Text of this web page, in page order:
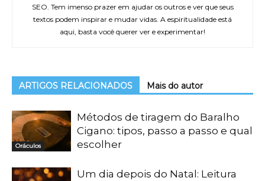
SEO. Tem imenso prazer em ajudar os outros e ver que seus
textos podem inspirar e mudar vidas. A espiritualidade está
aqui, basta você querer ver e experimentar!
ARTIGOS RELACIONADOS Mais do autor
Oráculos
Métodos de tiragem do Baralho
Cigano: tipos, passo a passo e qual
escolher
Um dia depois do Natal: Leitura